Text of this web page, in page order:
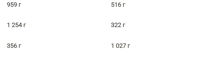
959 г 516 г
1 254 г 322 г
356 г 1 027 г